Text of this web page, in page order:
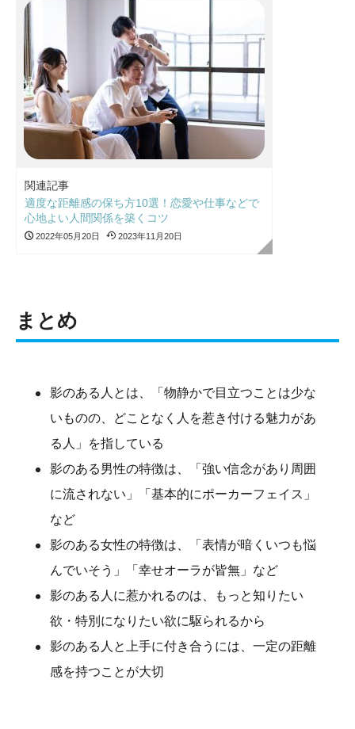
関連記事
適度な距離感の保ち方10選！恋愛や仕事などで
心地よい人間関係を築くコツ
2022年05月20日 2023年11月20日
まとめ
影のある人とは、「物静かで目立つことは少な
いものの、どことなく人を惹き付ける魅力があ
る人」を指している
影のある男性の特徴は、「強い信念があり周囲
に流されない」「基本的にポーカーフェイス」
など
影のある女性の特徴は、「表情が暗くいつも悩
んでいそう」「幸せオーラが皆無」など
影のある人に惹かれるのは、もっと知りたい
欲・特別になりたい欲に駆られるから
影のある人と上手に付き合うには、一定の距離
感を持つことが大切